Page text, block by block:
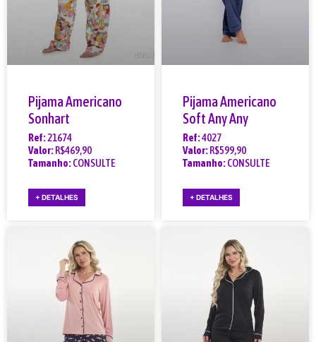
Pijama Americano
Sonhart
Ref:21674
Valor:R$469,90
Tamanho:CONSULTE
+ DETALHES
Pijama Americano
Soft Any Any
Ref:4027
Valor:R$599,90
Tamanho:CONSULTE
+ DETALHES